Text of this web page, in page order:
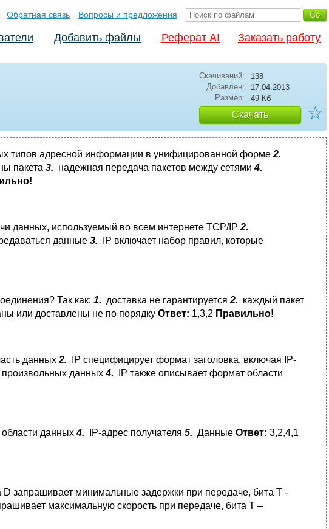
Обратная связь Вопросы и предложения
Добавить файлы Реферат AI Заказать работу
Скачиваний:
138
Добавлен:
17.04.2013
Размер:
49 Кб
Скачать ☆
типов адресной информации в унифицированной форме 2.
пакета 3. надежная передача пакетов между сетями4.
данных, используемый во всем интернете TCP/IP 2.
данные 3. IP включает набор правил, которые
Так как: 1. доставка не гарантируется 2. каждый пакет
или доставлены не по порядку Ответ: 1,3,2 Правильно!
данных 2. IP специфицирует формат заголовка, включая IP-
произвольных данных4. IP также описывает формат области
данных4. IP-адрес получателя 5. Данные Ответ: 3,2,4,1
D запрашивает минимальные задержки при передаче, бита T -
максимальную скорость при передаче, бита T –